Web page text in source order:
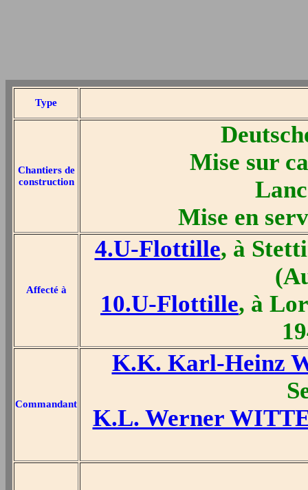
Type
Chantiers de
construction
Mise sur
Mise en
Affecté à
4.U-Flottille, à
10.U-Flottille, à
Commandant
K.K. Karl-Heinz
K.L. Werner